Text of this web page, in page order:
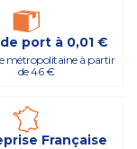
port à 0,01 €
métropolitaine à partir
de 46 €
Française